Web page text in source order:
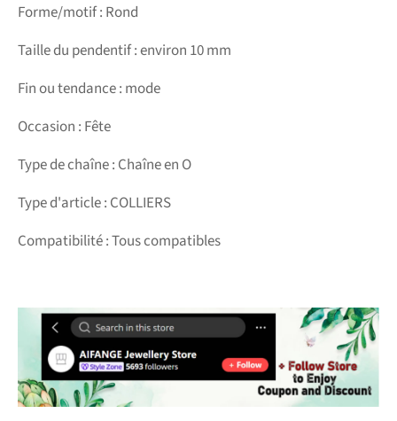
Forme/motif : Rond
Taille du pendentif : environ 10 mm
Fin ou tendance : mode
Occasion : Fête
Type de chaîne : Chaîne en O
Type d'article : COLLIERS
Compatibilité : Tous compatibles